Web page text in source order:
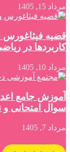
مرداد 15, 1405
قضیه
کاربردها در
مرداد 10, 1405
آموزش جامع
سوال امتحانی و
مرداد 7, 1405